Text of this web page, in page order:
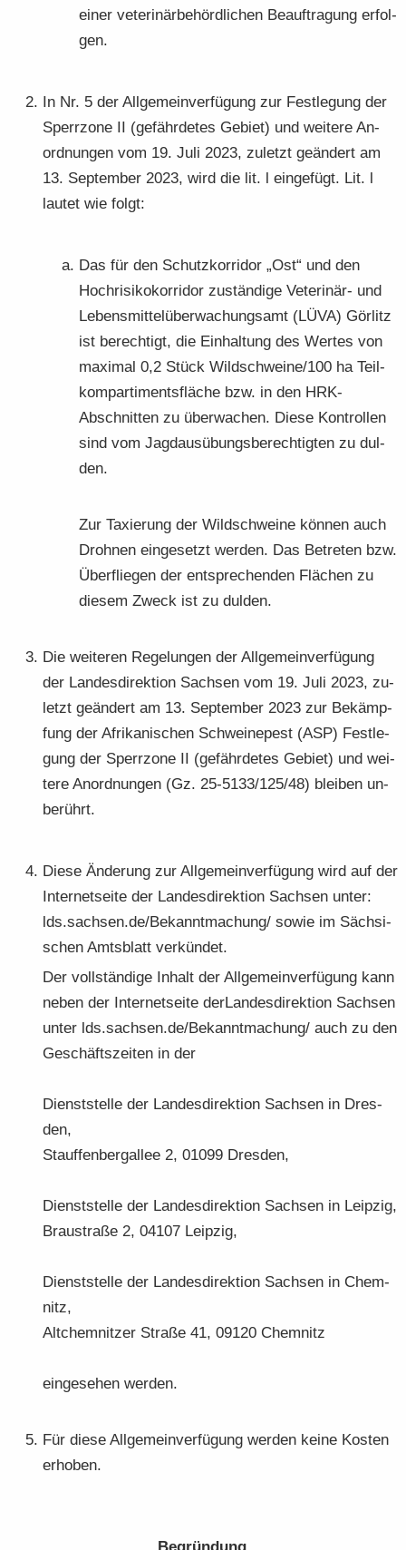
einer ve­te­ri­när­be­hörd­li­chen Be­auf­tra­gung er­fol­
gen.
In Nr. 5 der All­ge­mein­ver­fü­gung zur Fest­le­gung der
Sperr­zo­ne II (ge­fähr­de­tes Ge­biet) und wei­te­re An­
ord­nun­gen vom 19. Juli 2023, zu­letzt ge­än­dert am
13. Sep­tem­ber 2023, wird die lit. l ein­ge­fügt. Lit. l
lau­tet wie folgt:
Das für den Schutz­kor­ri­dor „Ost“ und den
Hoch­ri­si­ko­kor­ri­dor zu­stän­di­ge Veterinär-​ und
Le­bens­mit­tel­über­wa­chungs­amt (LÜVA) Gör­litz
ist be­rech­tigt, die Ein­hal­tung des Wer­tes von
ma­xi­mal 0,2 Stück Wild­schwei­ne/100 ha Teil­
kom­par­ti­ments­flä­che bzw. in den HRK-​
Abschnitten zu über­wa­chen. Diese Kon­trol­len
sind vom Jagd­aus­übungs­be­rech­tig­ten zu dul­
den.
Zur Ta­xie­rung der Wild­schwei­ne kön­nen auch
Droh­nen ein­ge­setzt wer­den. Das Be­tre­ten bzw.
Über­flie­gen der ent­spre­chen­den Flä­chen zu
die­sem Zweck ist zu dul­den.
Die wei­te­ren Re­ge­lun­gen der All­ge­mein­ver­fü­gung
der Lan­des­di­rek­ti­on Sach­sen vom 19. Juli 2023, zu­
letzt ge­än­dert am 13. Sep­tem­ber 2023 zur Be­kämp­
fung der Afri­ka­ni­schen Schwei­ne­pest (ASP) Fest­le­
gung der Sperr­zo­ne II (ge­fähr­de­tes Ge­biet) und wei­
te­re An­ord­nun­gen (Gz. 25-5133/125/48) blei­ben un­
be­rührt.
Diese Än­de­rung zur All­ge­mein­ver­fü­gung wird auf der
In­ter­net­sei­te der Lan­des­di­rek­ti­on Sach­sen unter:
lds.sach­sen.de/Be­kannt­ma­chung/ sowie im Säch­si­
schen Amts­blatt ver­kün­det.
Der voll­stän­di­ge In­halt der All­ge­mein­ver­fü­gung kann
neben der In­ter­net­sei­te der­Lan­des­di­rek­ti­on Sach­sen
unter lds.sach­sen.de/Be­kannt­ma­chung/ auch zu den
Ge­schäfts­zei­ten in der
Dienst­stel­le der Lan­des­di­rek­ti­on Sach­sen in Dres­
den,
Stauf­fen­berg­al­lee 2, 01099 Dres­den,
Dienst­stel­le der Lan­des­di­rek­ti­on Sach­sen in Leip­zig,
Brau­stra­ße 2, 04107 Leip­zig,
Dienst­stel­le der Lan­des­di­rek­ti­on Sach­sen in Chem­
nitz,
Alt­chem­nit­zer Stra­ße 41, 09120 Chem­nitz
ein­ge­se­hen wer­den.
Für diese All­ge­mein­ver­fü­gung wer­den keine Kos­ten
er­ho­ben.